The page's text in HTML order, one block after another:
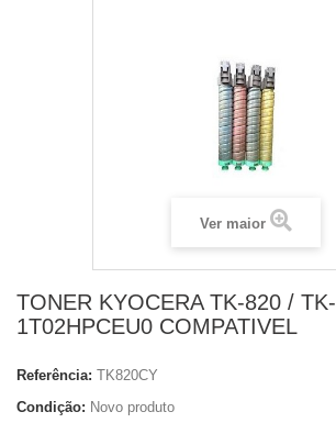
Ver maior
TONER KYOCERA TK-820 /
1T02HPCEU0 COMPATIVEL
Referência: TK820CY
Condição: Novo produto